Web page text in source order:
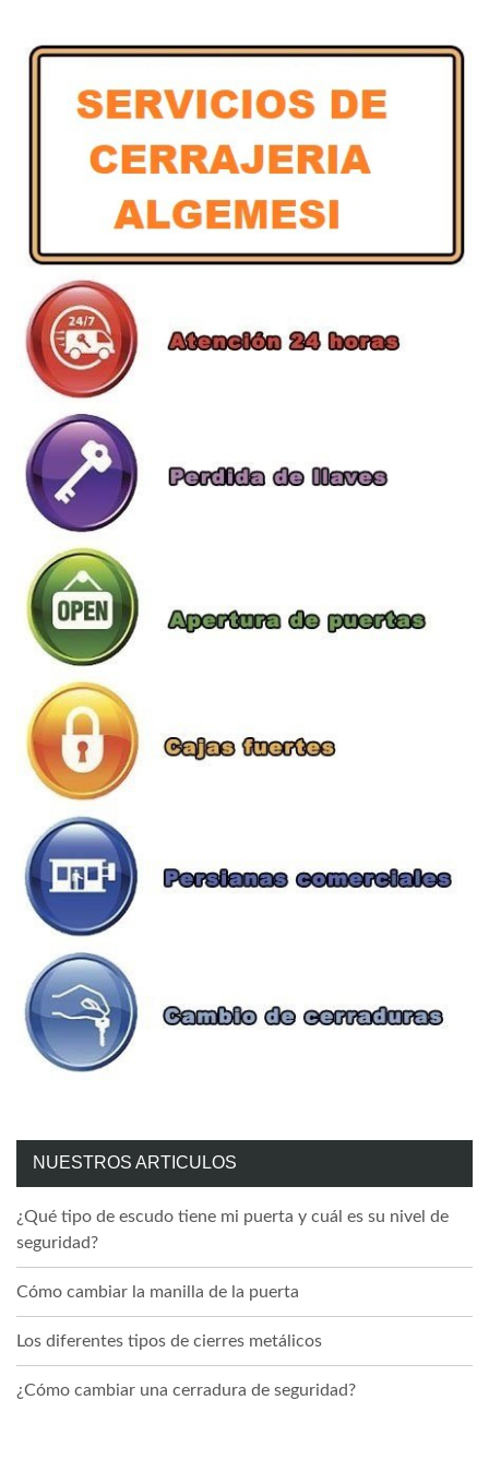
NUESTROS ARTICULOS
¿Qué tipo de escudo tiene mi puerta y cuál es su nivel de
seguridad?
Cómo cambiar la manilla de la puerta
Los diferentes tipos de cierres metálicos
¿Cómo cambiar una cerradura de seguridad?